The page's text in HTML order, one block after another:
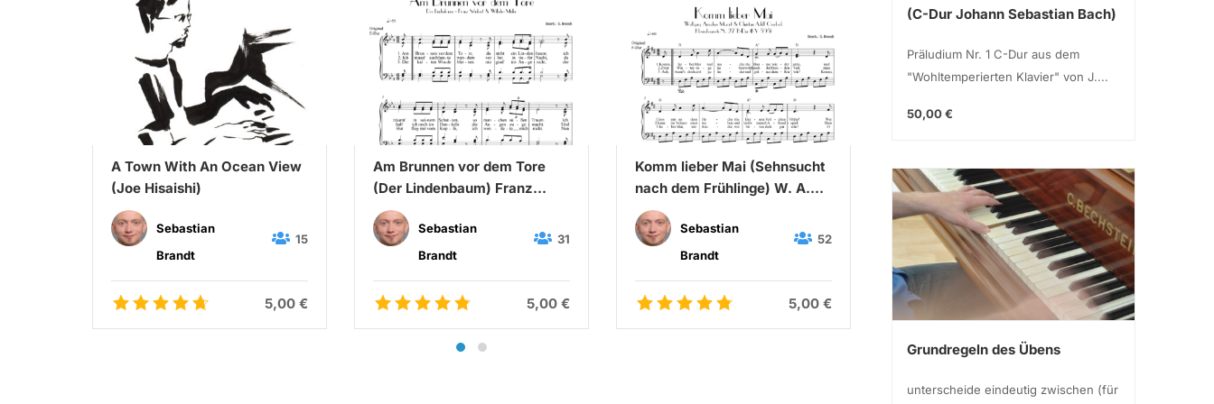
A Town With An Ocean View
(Joe Hisaishi)
Sebastian
Brandt
15
5,00 €
Am Brunnen vor dem Tore
(Der Lindenbaum) Franz
Schubert & Wilhelm Müller
Sebastian
Brandt
31
5,00 €
Komm lieber Mai (Sehnsucht
nach dem Frühlinge) W. A.
Mozart & C. A. Overbeck
Sebastian
Brandt
52
5,00 €
Guten Abend, Gut Nacht
(Wiegenlied Op. 49 Nr. 4)
Johannes Brahms
Sebastian
Brandt
89
5,00 €
(C-Dur Johann Sebastian Bach)
Präludium Nr. 1 C-Dur aus dem
"Wohltemperierten Klavier" von J....
50,00 €
Grundregeln des Übens
unterscheide eindeutig zwischen (für